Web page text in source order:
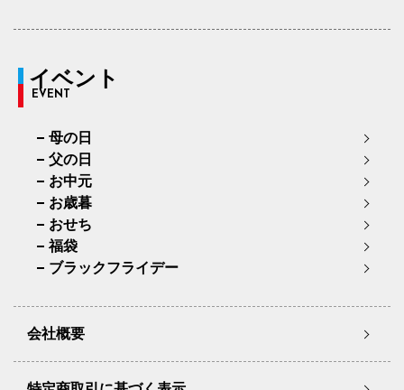
イベント
EVENT
母の日
父の日
お中元
お歳暮
おせち
福袋
ブラックフライデー
会社概要